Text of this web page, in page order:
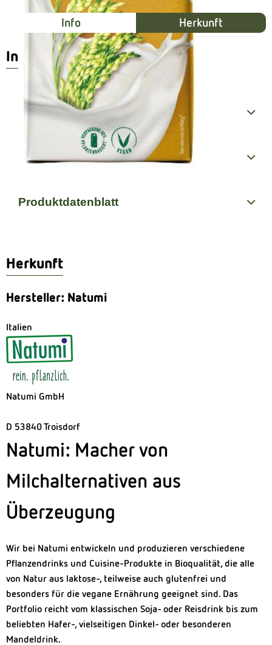
Info Herkunft
Info
Produktinformationen
Zutaten
Produktdatenblatt
Herkunft
Hersteller: Natumi
Italien
Natumi GmbH
D 53840 Troisdorf
Natumi: Macher von
Milchalternativen aus
Überzeugung
Wir bei Natumi entwickeln und produzieren verschiedene
Pflanzendrinks und Cuisine-Produkte in Bioqualität, die alle
von Natur aus laktose-, teilweise auch glutenfrei und
besonders für die vegane Ernährung geeignet sind. Das
Portfolio reicht vom klassischen Soja- oder Reisdrink bis zum
beliebten Hafer-, vielseitigen Dinkel- oder besonderen
Mandeldrink.